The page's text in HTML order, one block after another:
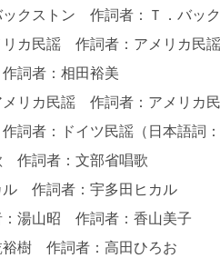
クストン 作詞者：Ｔ．バック
カ民謡 作詞者：アメリカ民
詞者：相田裕美
リカ民謡 作詞者：アメリカ
者：ドイツ民謡（日本語詞：
作詞者：文部省唱歌
ル 作詞者：宇多田ヒカル
：湯山昭 作詞者：香山美子
裕樹 作詞者：高田ひろお